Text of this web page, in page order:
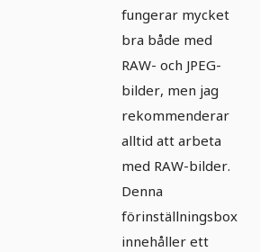
fungerar mycket
bra både med
RAW- och JPEG-
bilder, men jag
rekommenderar
alltid att arbeta
med RAW-bilder.
Denna
förinställningsbox
innehåller ett